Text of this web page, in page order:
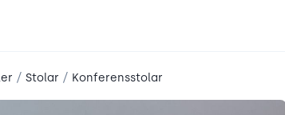
/ Stolar / Konferensstolar